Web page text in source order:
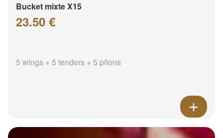
Bucket mixte X15
23.50 €
5 wings + 5 tenders + 5 pilons